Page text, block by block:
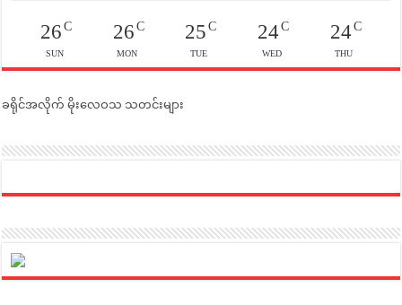
26C
SUN
26C
MON
25 C
TUE
24C
WED
24C
THU
ခရိုင်အလိုက် မိုးလေဝသ သတင်းများ